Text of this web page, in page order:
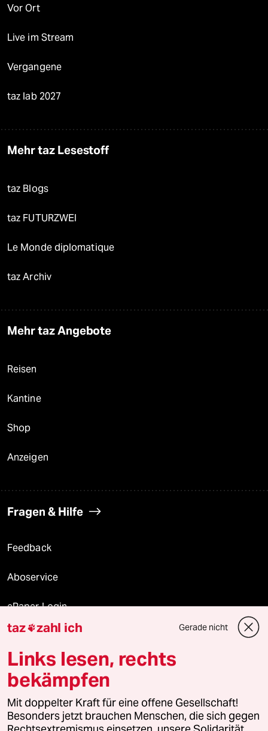
Vor Ort
Live im Stream
Vergangene
taz lab 2027
Mehr taz Lesestoff
taz Blogs
taz FUTURZWEI
Le Monde diplomatique
taz Archiv
Mehr taz Angebote
Reisen
Kantine
Shop
Anzeigen
Fragen & Hilfe
Feedback
Aboservice
ePaper Login
Downloads für Abonnierende
© 2026 taz Verlags und Vertriebs GmbH
Alle Rechte vorbehalten. Bei rechtlichen Fragen oder für Genehmigungen
wenden Sie sich bitte an
lizenzen@taz.de
taz zahl ich Gerade nicht
Links lesen, rechts
bekämpfen
Mit doppelter Kraft für eine offene Gesellschaft!
Besonders jetzt brauchen Menschen, die sich gegen